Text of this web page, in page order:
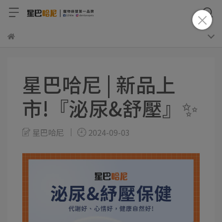
星巴哈尼 | 新品上
市!『泌尿&舒壓』✨
星巴哈尼 2024-09-03